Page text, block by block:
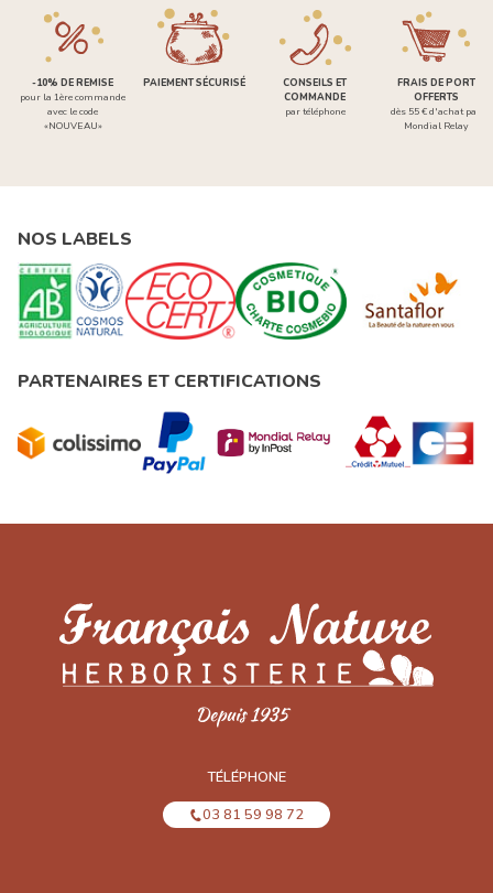
-10% DE REMISE
pour la 1ère commande
avec le code
«NOUVEAU»
PAIEMENT SÉCURISÉ
CONSEILS ET
COMMANDE
par téléphone
FRAIS DE PORT
OFFERTS
dès 55 € d'achat par
Mondial Relay
NOS LABELS
PARTENAIRES ET CERTIFICATIONS
TÉLÉPHONE
03 81 59 98 72